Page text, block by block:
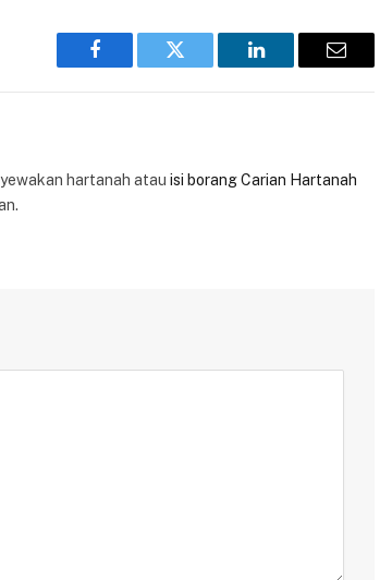
Facebook Twitter LinkedIn Email
hartanah atau isi borang Carian Hartanah